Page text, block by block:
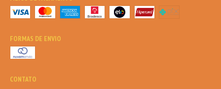
FORMAS DE ENVIO
CONTATO